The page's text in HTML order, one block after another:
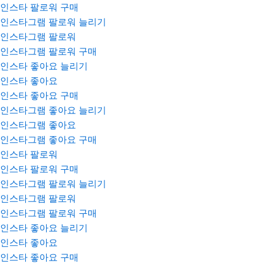
인스타 팔로워 구매
인스타그램 팔로워 늘리기
인스타그램 팔로워
인스타그램 팔로워 구매
인스타 좋아요 늘리기
인스타 좋아요
인스타 좋아요 구매
인스타그램 좋아요 늘리기
인스타그램 좋아요
인스타그램 좋아요 구매
인스타 팔로워
인스타 팔로워 구매
인스타그램 팔로워 늘리기
인스타그램 팔로워
인스타그램 팔로워 구매
인스타 좋아요 늘리기
인스타 좋아요
인스타 좋아요 구매